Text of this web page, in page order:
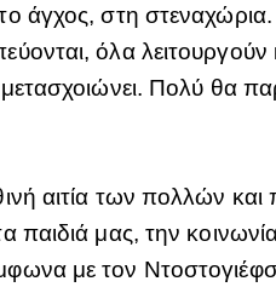
άγχος, στη
όλα
μετασχοιώνει. Πολύ θα
αιτία των πολλών
παιδιά μας, την
με τον